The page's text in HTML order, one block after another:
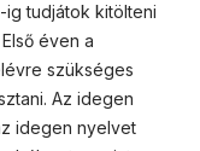
ig tudjátok kitölteni
Első éven a
szükséges
Az idegen
idegen nyelvet